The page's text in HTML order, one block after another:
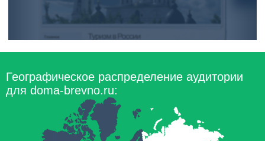
Географическое распределение аудитории
для doma-brevno.ru: